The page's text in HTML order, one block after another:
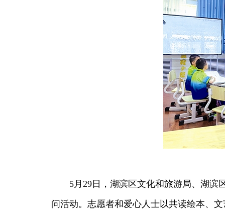
5月29日，湖滨区文化和旅游局、湖滨区
问活动。志愿者和爱心人士以共读绘本、